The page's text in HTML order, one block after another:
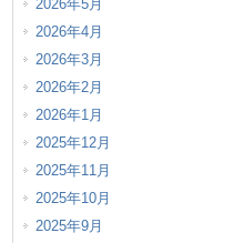
2026年5月
2026年4月
2026年3月
2026年2月
2026年1月
2025年12月
2025年11月
2025年10月
2025年9月